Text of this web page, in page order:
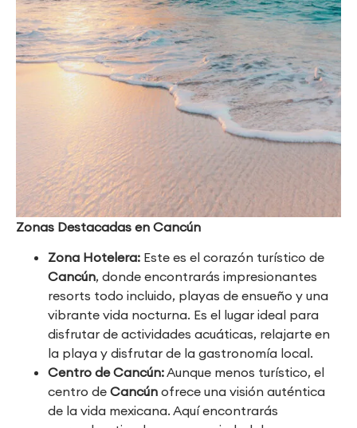
Zonas Destacadas en Cancún
Zona Hotelera: Este es el corazón turístico de
Cancún, donde encontrarás impresionantes
resorts todo incluido, playas de ensueño y una
vibrante vida nocturna. Es el lugar ideal para
disfrutar de actividades acuáticas, relajarte en
la playa y disfrutar de la gastronomía local.
Centro de Cancún:Aunque menos turístico, el
centro de Cancún ofrece una visión auténtica
de la vida mexicana. Aquí encontrarás